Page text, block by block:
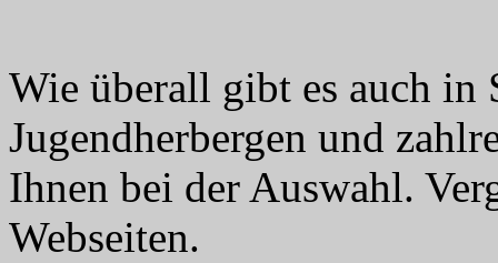
Wie überall gibt es auch in
Jugendherbergen und
Ihnen bei der Auswahl.
Webseiten.